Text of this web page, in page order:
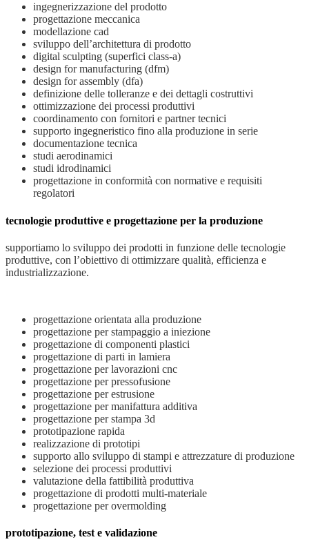
ingegnerizzazione del prodotto
progettazione meccanica
modellazione cad
sviluppo dell’architettura di prodotto
digital sculpting (superfici class-a)
design for manufacturing (dfm)
design for assembly (dfa)
definizione delle tolleranze e dei dettagli costruttivi
ottimizzazione dei processi produttivi
coordinamento con fornitori e partner tecnici
supporto ingegneristico fino alla produzione in serie
documentazione tecnica
studi aerodinamici
studi idrodinamici
progettazione in conformità con normative e requisiti
regolatori
tecnologie produttive e progettazione per la produzione
supportiamo lo sviluppo dei prodotti in funzione delle tecnologie
produttive, con l’obiettivo di ottimizzare qualità, efficienza e
industrializzazione.
progettazione orientata alla produzione
progettazione per stampaggio a iniezione
progettazione di componenti plastici
progettazione di parti in lamiera
progettazione per lavorazioni cnc
progettazione per pressofusione
progettazione per estrusione
progettazione per manifattura additiva
progettazione per stampa 3d
prototipazione rapida
realizzazione di prototipi
supporto allo sviluppo di stampi e attrezzature di produzione
selezione dei processi produttivi
valutazione della fattibilità produttiva
progettazione di prodotti multi-materiale
progettazione per overmolding
prototipazione, test e validazione